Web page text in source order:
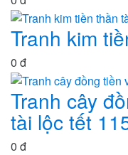
Tranh kim
0 đ
Tranh cây
tài lộc tết
0 đ